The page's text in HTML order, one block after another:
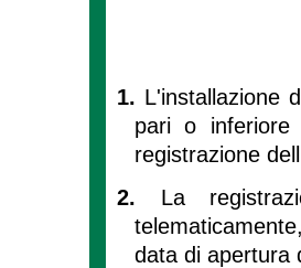
1. L'installazione
pari o
registrazione
2. La
data di apertura